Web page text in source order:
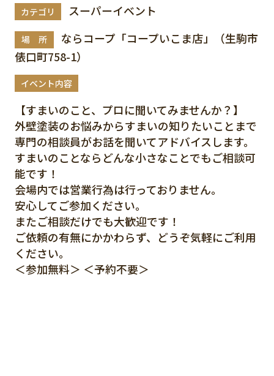
カテゴリ スーパーイベント
場 所
ならコープ「コープいこま店」（生駒市
俵口町758-1）
イベント内容
【すまいのこと、プロに聞いてみませんか？】
外壁塗装のお悩みからすまいの知りたいことまで
専門の相談員がお話を聞いてアドバイスします。
すまいのことならどんな小さなことでもご相談可
能です！
会場内では営業行為は行っておりません。
安心してご参加ください。
またご相談だけでも大歓迎です！
ご依頼の有無にかかわらず、どうぞ気軽にご利用
ください。
＜参加無料＞ ＜予約不要＞